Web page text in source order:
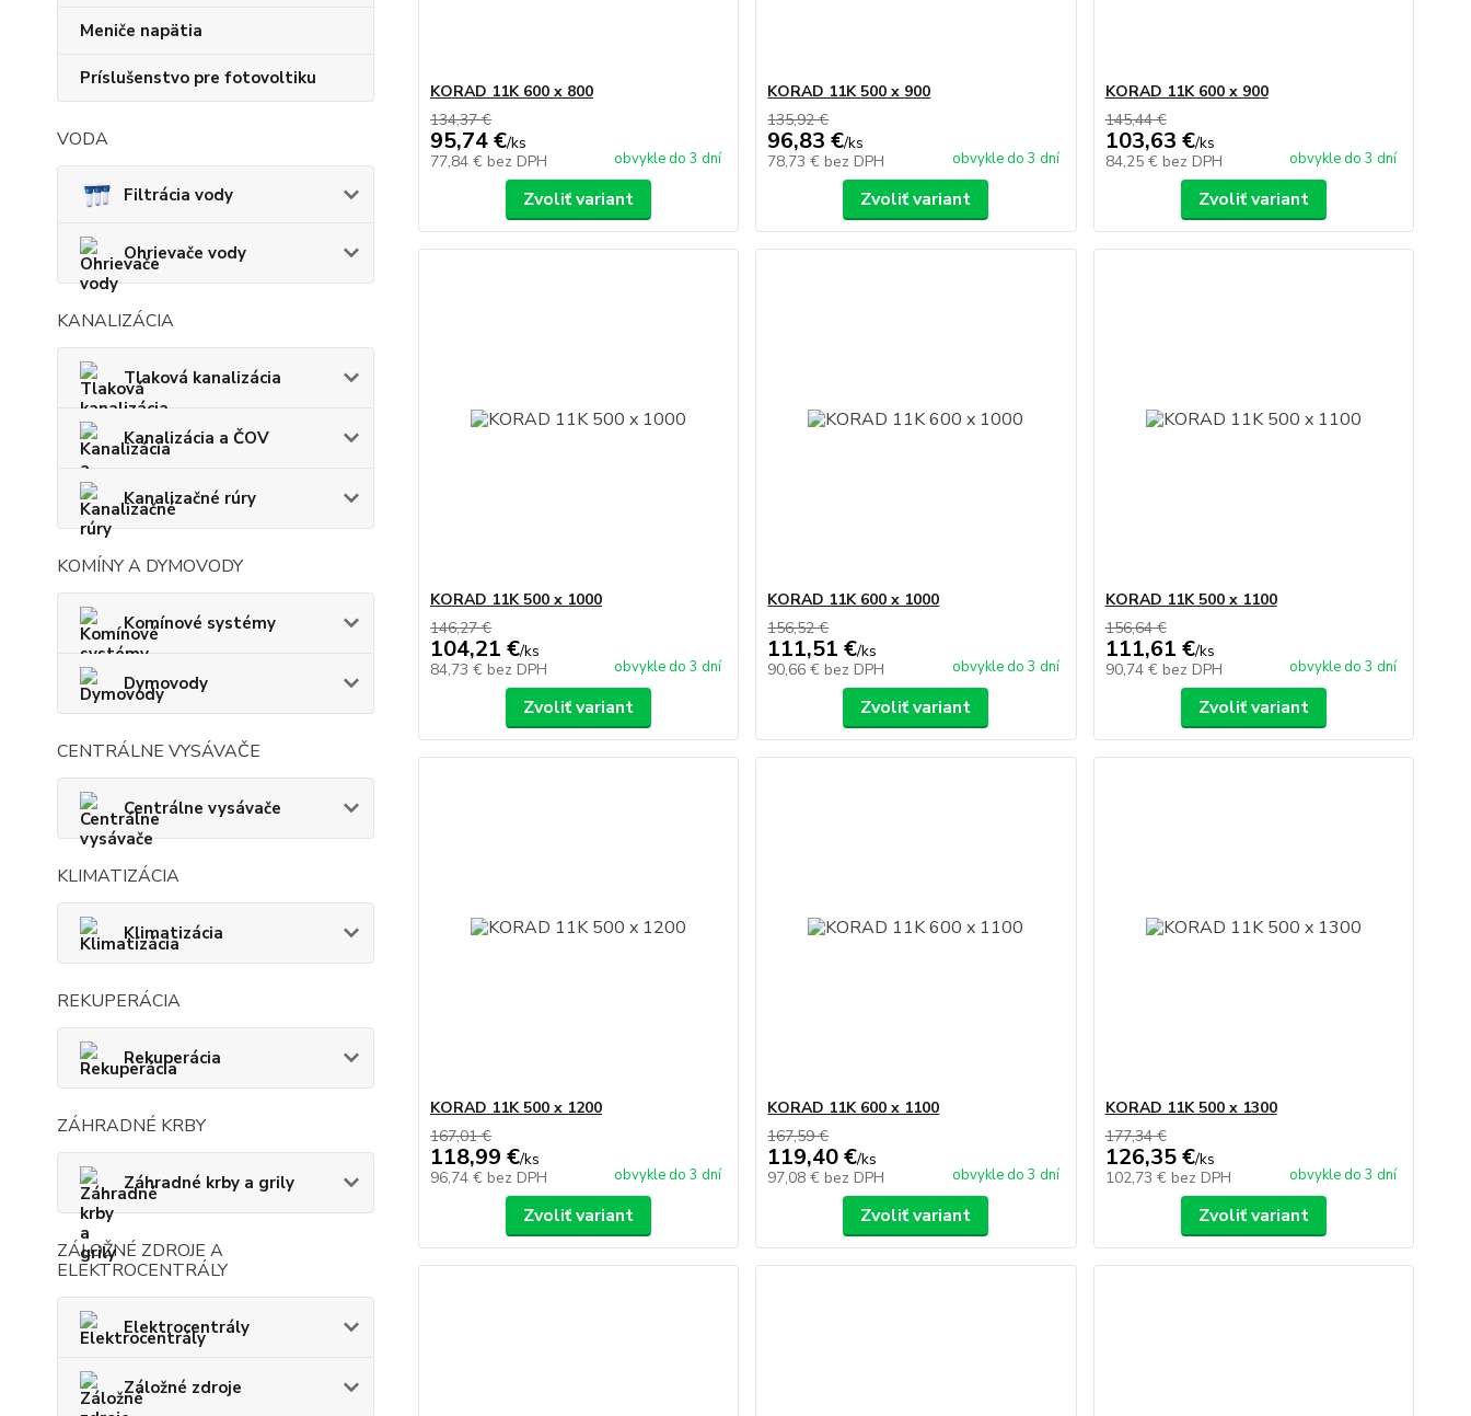
Meniče napätia
Príslušenstvo pre fotovoltiku
VODA
Filtrácia vody
Ohrievače vody
KANALIZÁCIA
Tlaková kanalizácia
Kanalizácia a ČOV
Kanalizačné rúry
KOMÍNY A DYMOVODY
Komínové systémy
Dymovody
CENTRÁLNE VYSÁVAČE
Centrálne vysávače
KLIMATIZÁCIA
Klimatizácia
REKUPERÁCIA
Rekuperácia
ZÁHRADNÉ KRBY
Záhradné krby a grily
ZÁLOŽNÉ ZDROJE A
ELEKTROCENTRÁLY
Elektrocentrály
Záložné zdroje
KORAD 11K 600 x 800
134,37 €
95,74 €/ks
77,84 € bez DPH obvykle do 3 dní
Zvoliť variant
KORAD 11K 500 x 900
135,92 €
96,83 €/ks
78,73 € bez DPH obvykle do 3 dní
Zvoliť variant
KORAD 11K 600 x 900
145,44 €
103,63 €/ks
84,25 € bez DPH obvykle do 3 dní
Zvoliť variant
KORAD 11K 500 x 1000
146,27 €
104,21 €/ks
84,73 € bez DPH obvykle do 3 dní
Zvoliť variant
KORAD 11K 600 x 1000
156,52 €
111,51 €/ks
90,66 € bez DPH obvykle do 3 dní
Zvoliť variant
KORAD 11K 500 x 1100
156,64 €
111,61 €/ks
90,74 € bez DPH obvykle do 3 dní
Zvoliť variant
KORAD 11K 500 x 1200
167,01 €
118,99 €/ks
96,74 € bez DPH obvykle do 3 dní
Zvoliť variant
KORAD 11K 600 x 1100
167,59 €
119,40 €/ks
97,08 € bez DPH obvykle do 3 dní
Zvoliť variant
KORAD 11K 500 x 1300
177,34 €
126,35 €/ks
102,73 € bez DPH obvykle do 3 dní
Zvoliť variant